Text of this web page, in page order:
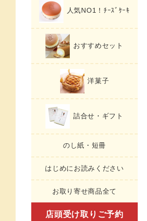
人気NO1！ﾁｰｽﾞｹｰｷ
おすすめセット
洋菓子
詰合せ・ギフト
のし紙・短冊
はじめにお読みください
お取り寄せ商品全て
店頭受け取りご予約